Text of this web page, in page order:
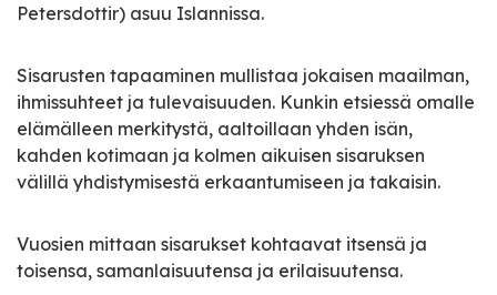
Petersdottir) asuu Islannissa.
Sisarusten tapaaminen mullistaa jokaisen maailman,
ihmissuhteet ja tulevaisuuden. Kunkin etsiessä omalle
elämälleen merkitystä, aaltoillaan yhden isän,
kahden kotimaan ja kolmen aikuisen sisaruksen
välillä yhdistymisestä erkaantumiseen ja takaisin.
Vuosien mittaan sisarukset kohtaavat itsensä ja
toisensa, samanlaisuutensa ja erilaisuutensa.